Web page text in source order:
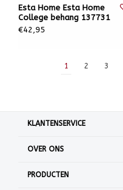
Esta Home Esta Home
College behang 137731
€42,95
1 2 3
KLANTENSERVICE
OVER ONS
PRODUCTEN